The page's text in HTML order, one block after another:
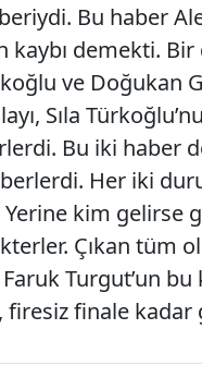
Bu haber
demekti.
ve Doğukan
Sıla
Bu iki haber
Her iki
kim gelirse
Çıkan tüm
Turgut’un
firesiz finale kadar